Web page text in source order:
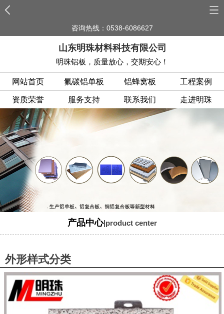
咨询热线：0538-6086627
山东明珠材料科技有限公司
明珠铝板，质量放心，交期安心！
网站首页 氟碳铝单板 铝蜂窝板 工程案例
资质荣誉 服务支持 联系我们 走进明珠
产品中心|product center
外形样式分类